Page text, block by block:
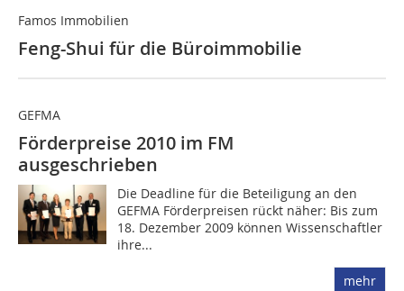
Famos Immobilien
Feng-Shui für die Büroimmobilie
GEFMA
Förderpreise 2010 im FM
ausgeschrieben
Die Deadline für die Beteiligung an den
GEFMA Förderpreisen rückt näher: Bis zum
18. Dezember 2009 können Wissenschaftler
ihre...
mehr